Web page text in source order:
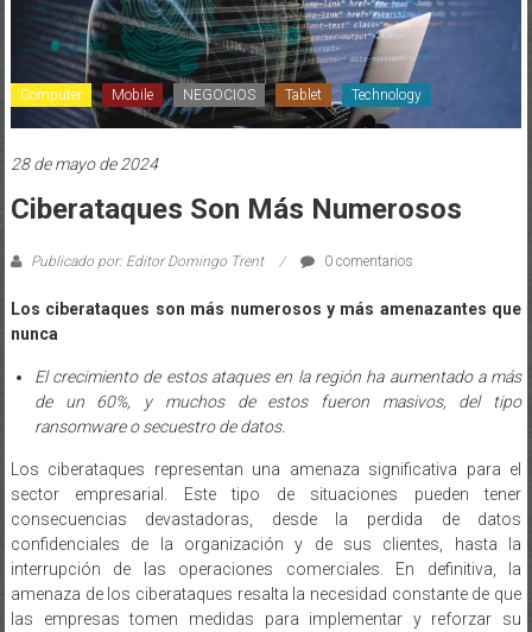
Computer Mobile NEGOCIOS Tablet Technology
28 de mayo de 2024
Ciberataques Son Más Numerosos
Publicado por: Editor Domingo Trent 0 comentarios
Los ciberataques son más numerosos y más amenazantes que
nunca
El crecimiento de estos ataques en la región ha aumentado a más
de un 60%, y muchos de estos fueron masivos, del tipo
ransomware o secuestro de datos.
Los ciberataques representan una amenaza significativa para el
sector empresarial. Este tipo de situaciones pueden tener
consecuencias devastadoras, desde la perdida de datos
confidenciales de la organización y de sus clientes, hasta la
interrupción de las operaciones comerciales. En definitiva, la
amenaza de los ciberataques resalta la necesidad constante de que
las empresas tomen medidas para implementar y reforzar su